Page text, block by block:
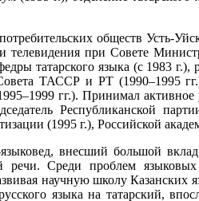
обществ
телевидения при Совете
татарского языка (с 1983
ТАССР и РТ (1990–1995
гг.). Принимал
Республиканской
(1995 г.), Российской
внесший большой вклад
речи. Среди проблем
научную школу
языка на татарский,